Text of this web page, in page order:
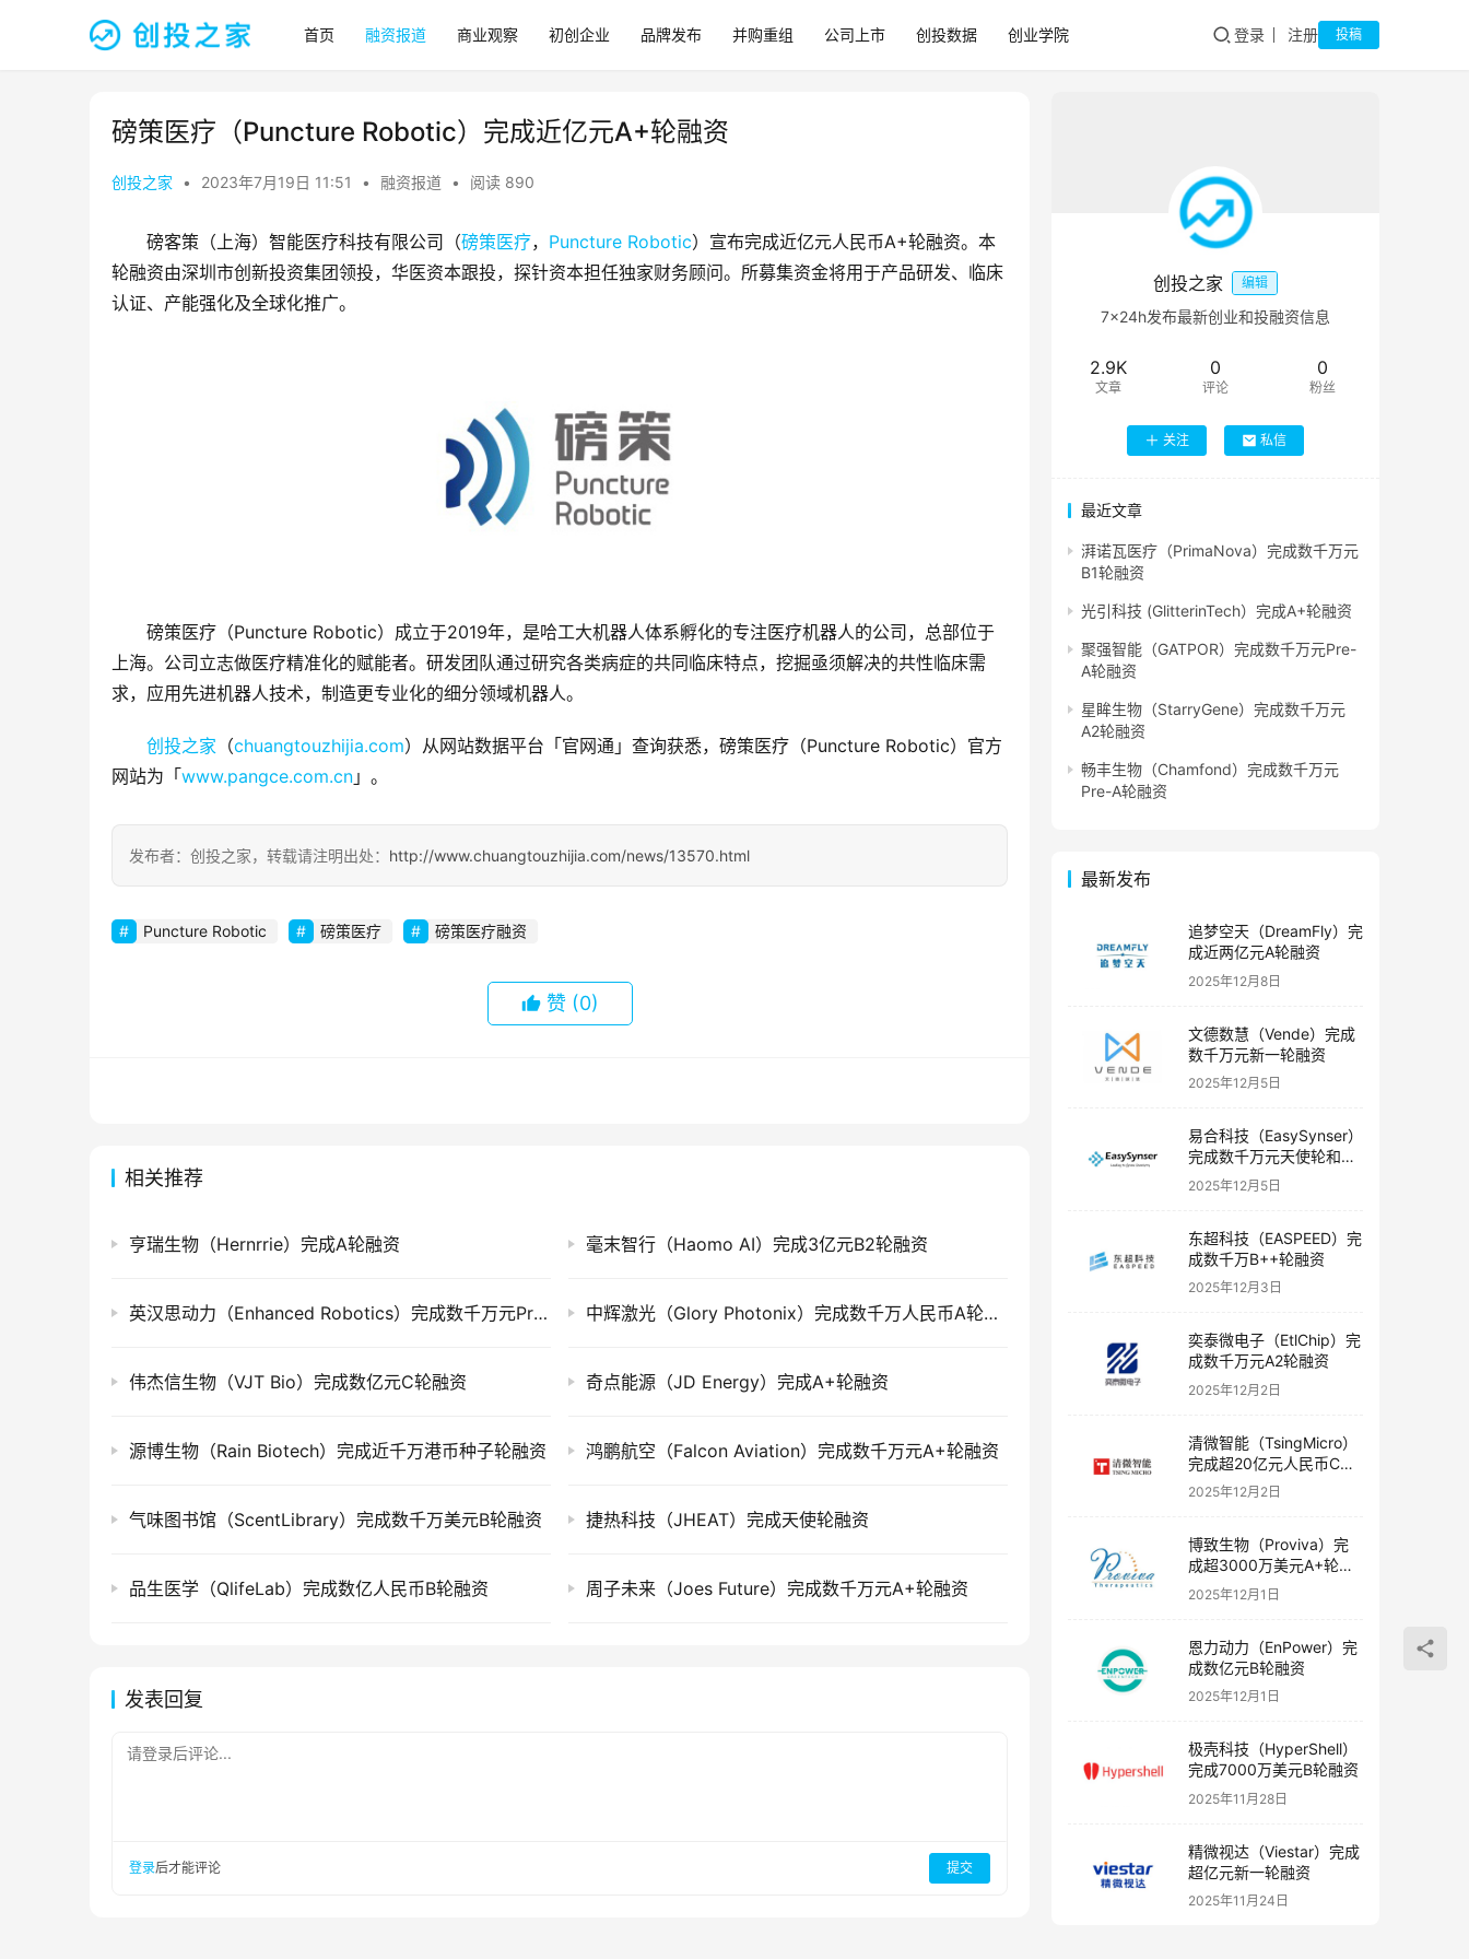
首页 融资报道 商业观察 初创企业 品牌发布 并购重组 公司上市 创投数据 创业学院 登录 注册 投稿
磅策医疗（Puncture Robotic）完成近亿元A+轮融资
创投之家 • 2023年7月19日 11:51 • 融资报道 • 阅读 890
磅客策（上海）智能医疗科技有限公司（磅策医疗， Puncture Robotic）宣布完成近亿元人民币A+轮融资。本
轮融资由深圳市创新投资集团领投，华医资本跟投，探针资本担任独家财务顾问。所募集资金将用于产品研发、临床
认证、产能强化及全球化推广。
磅策医疗（Puncture Robotic）成立于2019年，是哈工大机器人体系孵化的专注医疗机器人的公司，总部位于
上海。公司立志做医疗精准化的赋能者。研发团队通过研究各类病症的共同临床特点，挖掘亟须解决的共性临床需
求，应用先进机器人技术，制造更专业化的细分领域机器人。
创投之家 （chuangtouzhijia.com）从网站数据平台「官网通」查询获悉，磅策医疗（Puncture Robotic）官方
网站为「www.pangce.com.cn 」。
发布者：创投之家，转载请注明出处： http://www.chuangtouzhijia.com/news/13570.html
Puncture Robotic 磅策医疗 磅策医疗融资
赞 (0)
相关推荐
亨瑞生物（Hernrrie）完成A轮融资 毫末智行（Haomo AI）完成3亿元B2轮融资
英汉思动力（Enhanced Robotics）完成数千万元Pre-A+轮融资 中辉激光（Glory Photonix）完成数千万人民币A轮融资
伟杰信生物（VJT Bio）完成数亿元C轮融资 奇点能源（JD Energy）完成A+轮融资
源博生物（Rain Biotech）完成近千万港币种子轮融资 鸿鹏航空（Falcon Aviation）完成数千万元A+轮融资
气味图书馆（ScentLibrary）完成数千万美元B轮融资 捷热科技（JHEAT）完成天使轮融资
品生医学（QlifeLab）完成数亿人民币B轮融资 周子未来（Joes Future）完成数千万元A+轮融资
发表回复
请登录后评论...
登录后才能评论 提交
创投之家 编辑
7×24h发布最新创业和投融资信息
2.9K
文章
0
评论
0
粉丝
关注 私信
最近文章
湃诺瓦医疗（PrimaNova）完成数千万元
B1轮融资
光引科技 (GlitterinTech）完成A+轮融资
聚强智能（GATPOR）完成数千万元Pre-
A轮融资
星眸生物（StarryGene）完成数千万元
A2轮融资
畅丰生物（Chamfond）完成数千万元
Pre-A轮融资
最新发布
追梦空天（DreamFly）完
成近两亿元A轮融资
2025年12月8日
文德数慧（Vende）完成
数千万元新一轮融资
2025年12月5日
易合科技（EasySynser）
完成数千万元天使轮和天
使+轮融资
2025年12月5日
东超科技（EASPEED）完
成数千万B++轮融资
2025年12月3日
奕泰微电子（EtlChip）完
成数千万元A2轮融资
2025年12月2日
清微智能（TsingMicro）
完成超20亿元人民币C轮
融资
2025年12月2日
博致生物（Proviva）完
成超3000万美元A+轮融
资
2025年12月1日
恩力动力（EnPower）完
成数亿元B轮融资
2025年12月1日
极壳科技（HyperShell）
完成7000万美元B轮融资
2025年11月28日
精微视达（Viestar）完成
超亿元新一轮融资
2025年11月24日